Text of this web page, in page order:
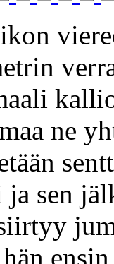
ne
ja sen